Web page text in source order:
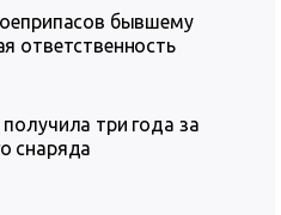
бывшему
ответственность
три года за
снаряда